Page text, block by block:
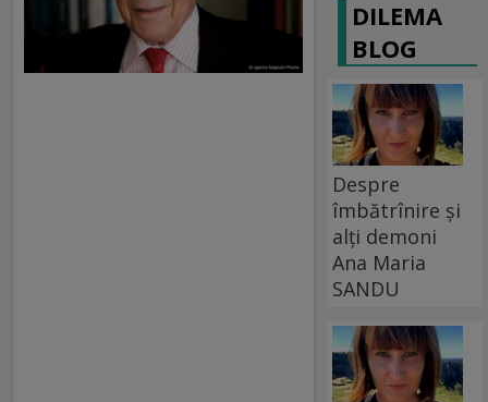
DILEMA
BLOG
Despre
îmbătrînire și
alți demoni
Ana Maria
SANDU